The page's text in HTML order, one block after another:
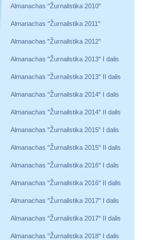
Almanachas "Žurnalistika 2010"
Almanachas "Žurnalistika 2011"
Almanachas "Žurnalistika 2012"
Almanachas "Žurnalistika 2013" I dalis
Almanachas "Žurnalistika 2013" II dalis
Almanachas "Žurnalistika 2014" I dalis
Almanachas "Žurnalistika 2014" II dalis
Almanachas "Žurnalistika 2015" I dalis
Almanachas "Žurnalistika 2015" II dalis
Almanachas "Žurnalistika 2016" I dalis
Almanachas "Žurnalistika 2016" II dalis
Almanachas "Žurnalistika 2017" I dalis
Almanachas "Žurnalistika 2017" II dalis
Almanachas "Žurnalistika 2018" I dalis